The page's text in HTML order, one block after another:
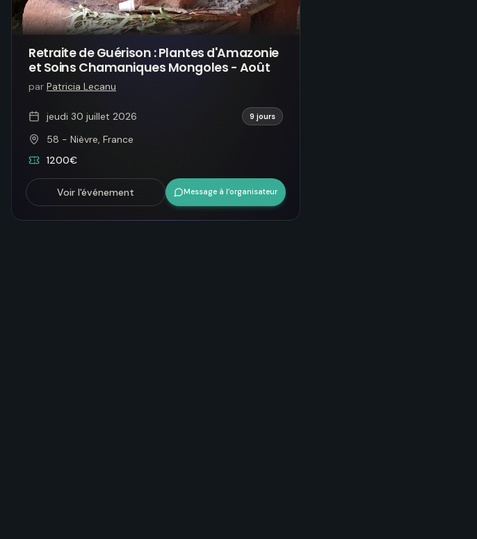
Retraite de Guérison : Plantes d'Amazonie
et Soins Chamaniques Mongoles - Août
par Patricia Lecanu
jeudi 30 juillet 2026 9 jours
58 - Nièvre, France
1200€
Voir l'événement Message à l’organisateur